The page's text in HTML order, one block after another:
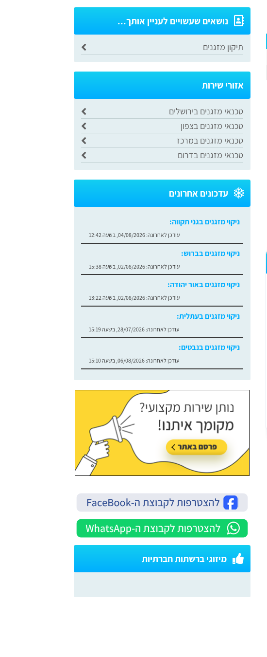
נושאים שעשויים לעניין אותך...
תיקון מזגנים
אזורי שירות
טכנאי מזגנים בירושלים
טכנאי מזגנים בצפון
​טכנאי מזגנים במרכז
​טכנאי מזגנים בדרום
עדכונים אחרונים
ניקוי מזגנים בגני תקווה:
עודכן לאחרונה: 04/08/2026, בשעה 12:42
ניקוי מזגנים בברוש:
עודכן לאחרונה: 02/08/2026, בשעה 15:38
ניקוי מזגנים באור יהודה:
עודכן לאחרונה: 02/08/2026, בשעה 13:22
ניקוי מזגנים בעתלית:
עודכן לאחרונה: 28/07/2026, בשעה 15:19
ניקוי מזגנים בנבטים:
עודכן לאחרונה: 06/08/2026, בשעה 15:10
מיזוגי ברשתות חברתיות